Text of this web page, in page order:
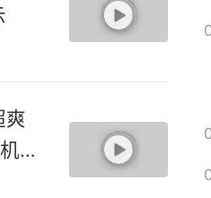
爽
演